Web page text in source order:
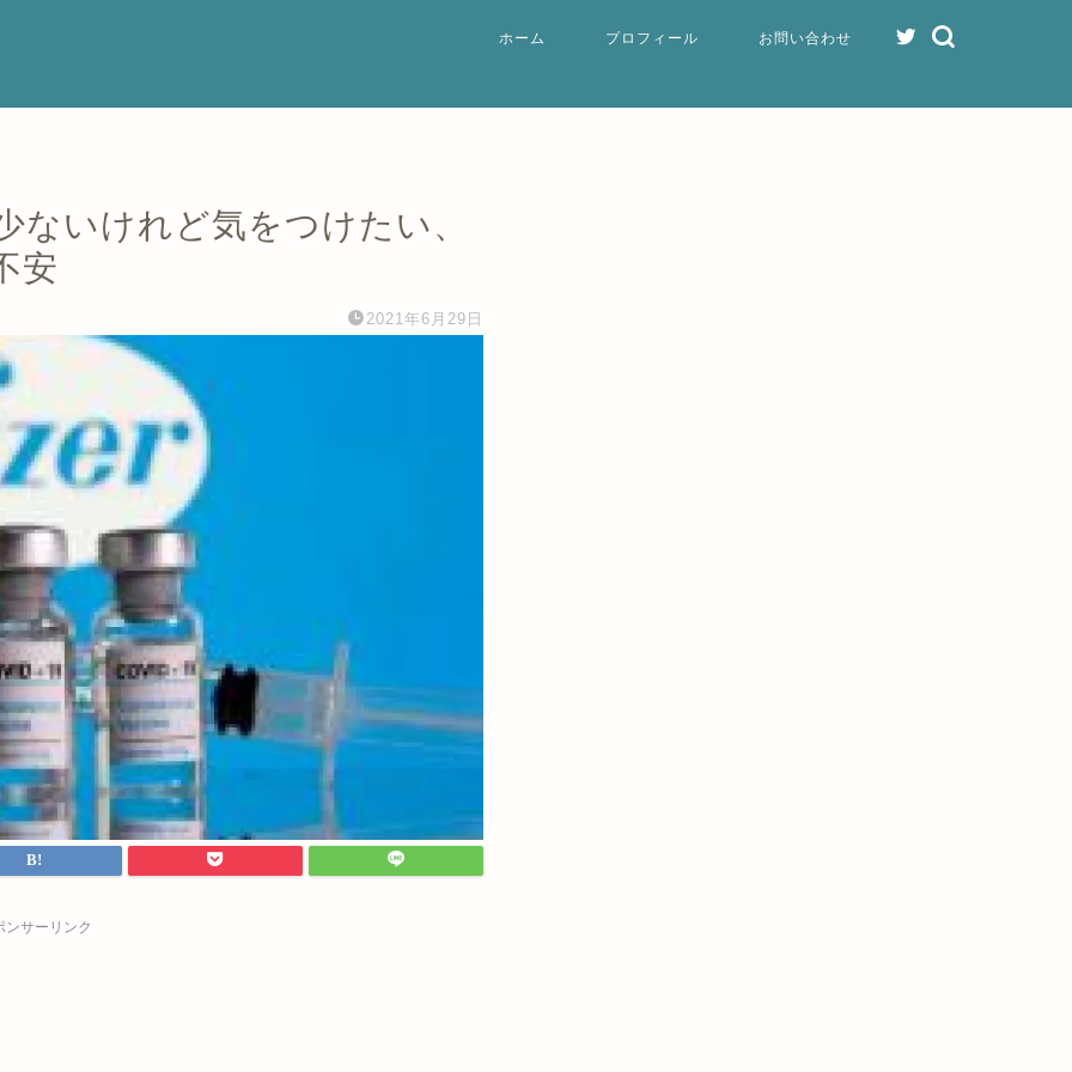
ホーム プロフィール お問い合わせ
ないけれど気をつけたい、
安
2021年6月29日
ンサーリンク